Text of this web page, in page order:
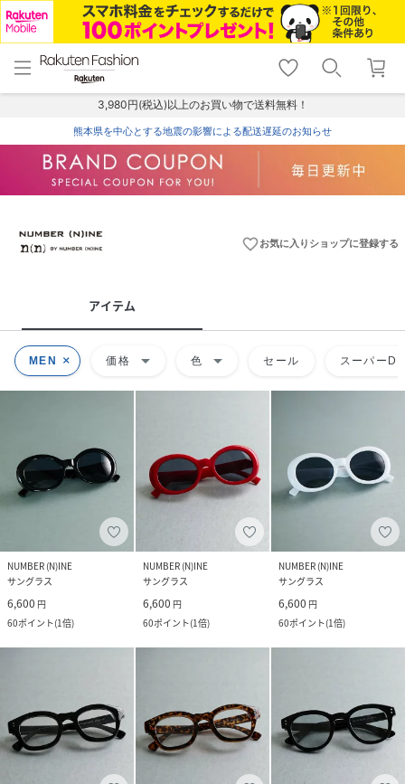
menu home
トップ
shopping_cart lock_outline
ログイン
3,980円(税込)以上のお買い物で送料無料！
熊本県を中心とする地震の影響による配送遅延のお知らせ
favorite_borderお気に入りショップに登録する
アイテム
MEN 価格 arrow_drop_down 色 arrow_drop_down セール スーパー
NUMBER (N)INE
サングラス
6,600 円
60ポイント(1倍)
NUMBER (N)INE
サングラス
6,600 円
60ポイント(1倍)
NUMBER (N)INE
サングラス
6,600 円
60ポイント(1倍)